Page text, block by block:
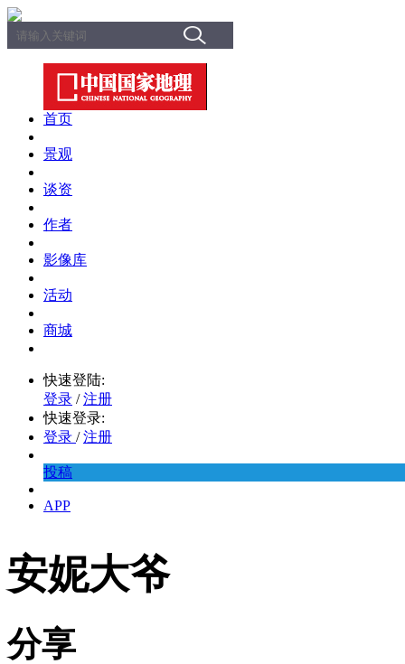
首页
景观
谈资
作者
影像库
活动
商城
快速登陆:
登录 / 注册
快速登录:
登录 / 注册
投稿
APP
安妮大爷
分享